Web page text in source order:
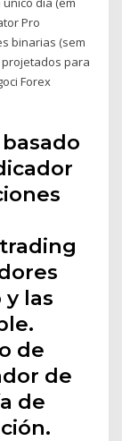
Pro
binarias (sem
para
Forex
las
de
de
de